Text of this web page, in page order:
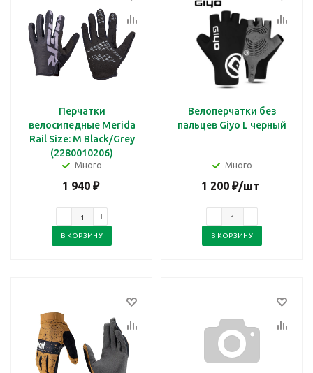
Перчатки
велосипедные Merida
Rail Size: M Black/Grey
(2280010206)
Много
1 940₽
В КОРЗИНУ
Велоперчатки без
пальцев Giyo L черный
Много
1 200 ₽/шт
В КОРЗИНУ